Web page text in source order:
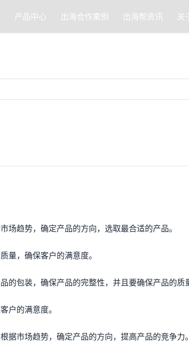
产品中心 出海合作案例 出海帮资讯 关
场趋势，确定产品的方向，选取最合适的产品。
量，确保客户的满意度。
的包装，确保产品的完整性，并且要确保产品的质
户的满意度。
据市场趋势，确定产品的方向，提高产品的竞争力。